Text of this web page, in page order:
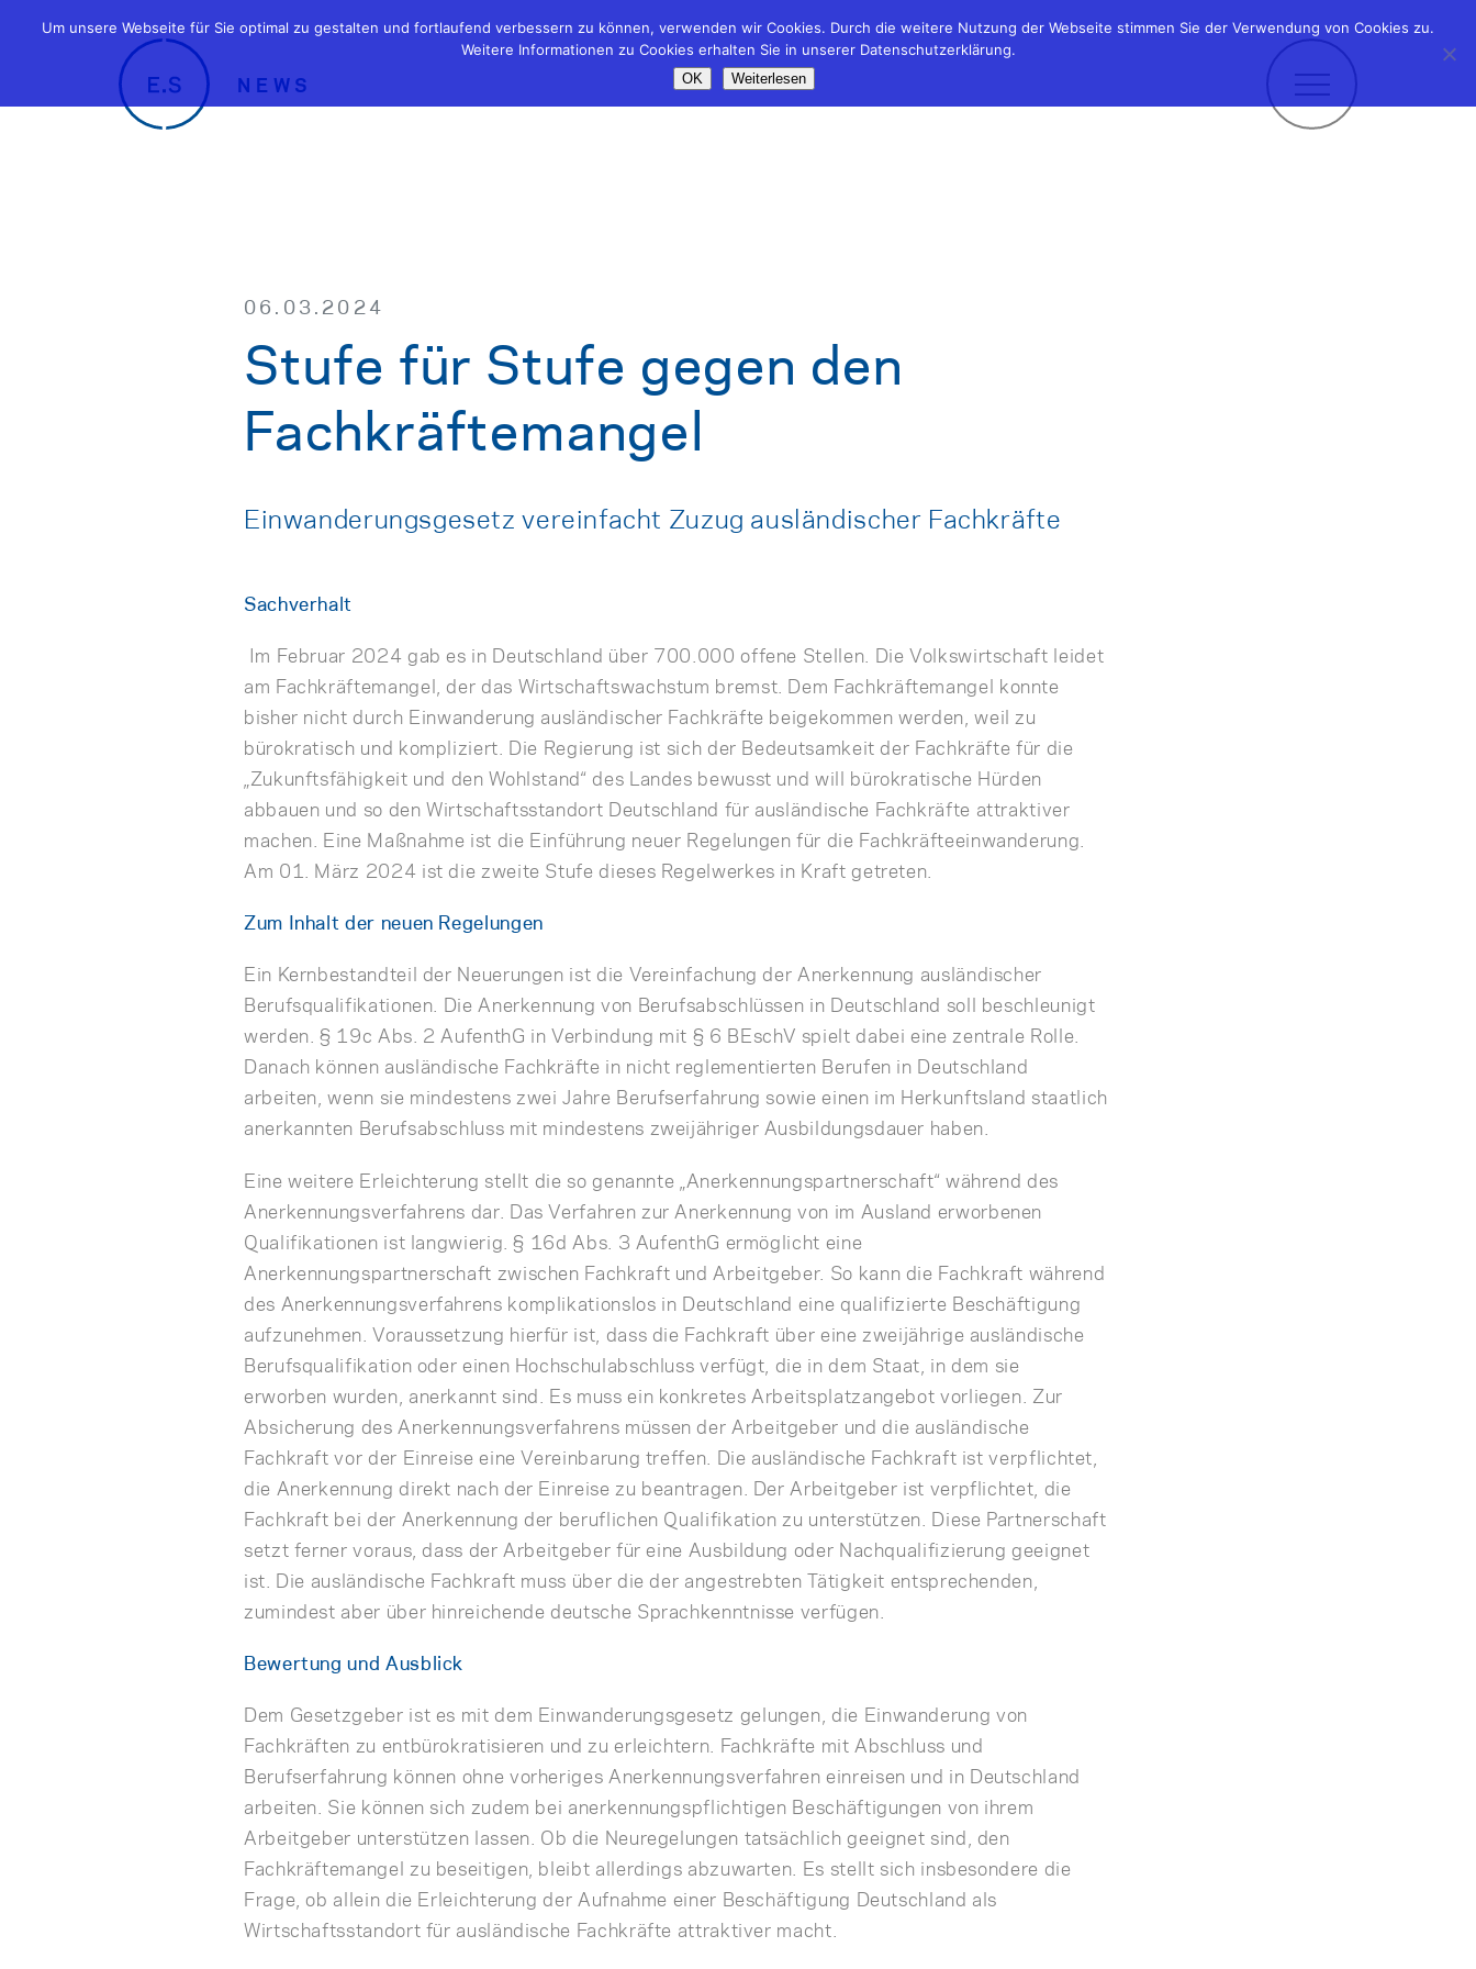
NEWS
06.03.2024
Stufe für Stufe gegen den
Fachkräftemangel
Einwanderungsgesetz vereinfacht Zuzug ausländischer Fachkräfte
Sachverhalt
Im Februar 2024 gab es in Deutschland über 700.000 offene Stellen. Die Volkswirtschaft leidet
am Fachkräftemangel, der das Wirtschaftswachstum bremst. Dem Fachkräftemangel konnte
bisher nicht durch Einwanderung ausländischer Fachkräfte beigekommen werden, weil zu
bürokratisch und kompliziert. Die Regierung ist sich der Bedeutsamkeit der Fachkräfte für die
„Zukunftsfähigkeit und den Wohlstand“ des Landes bewusst und will bürokratische Hürden
abbauen und so den Wirtschaftsstandort Deutschland für ausländische Fachkräfte attraktiver
machen. Eine Maßnahme ist die Einführung neuer Regelungen für die Fachkräfteeinwanderung.
Am 01. März 2024 ist die zweite Stufe dieses Regelwerkes in Kraft getreten.
Zum Inhalt der neuen Regelungen
Ein Kernbestandteil der Neuerungen ist die Vereinfachung der Anerkennung ausländischer
Berufsqualifikationen. Die Anerkennung von Berufsabschlüssen in Deutschland soll beschleunigt
werden. § 19c Abs. 2 AufenthG in Verbindung mit § 6 BEschV spielt dabei eine zentrale Rolle.
Danach können ausländische Fachkräfte in nicht reglementierten Berufen in Deutschland
arbeiten, wenn sie mindestens zwei Jahre Berufserfahrung sowie einen im Herkunftsland staatlich
anerkannten Berufsabschluss mit mindestens zweijähriger Ausbildungsdauer haben.
Eine weitere Erleichterung stellt die so genannte „Anerkennungspartnerschaft“ während des
Anerkennungsverfahrens dar. Das Verfahren zur Anerkennung von im Ausland erworbenen
Qualifikationen ist langwierig. § 16d Abs. 3 AufenthG ermöglicht eine
Anerkennungspartnerschaft zwischen Fachkraft und Arbeitgeber. So kann die Fachkraft während
des Anerkennungsverfahrens komplikationslos in Deutschland eine qualifizierte Beschäftigung
aufzunehmen. Voraussetzung hierfür ist, dass die Fachkraft über eine zweijährige ausländische
Berufsqualifikation oder einen Hochschulabschluss verfügt, die in dem Staat, in dem sie
erworben wurden, anerkannt sind. Es muss ein konkretes Arbeitsplatzangebot vorliegen. Zur
Absicherung des Anerkennungsverfahrens müssen der Arbeitgeber und die ausländische
Fachkraft vor der Einreise eine Vereinbarung treffen. Die ausländische Fachkraft ist verpflichtet,
die Anerkennung direkt nach der Einreise zu beantragen. Der Arbeitgeber ist verpflichtet, die
Fachkraft bei der Anerkennung der beruflichen Qualifikation zu unterstützen. Diese Partnerschaft
setzt ferner voraus, dass der Arbeitgeber für eine Ausbildung oder Nachqualifizierung geeignet
ist. Die ausländische Fachkraft muss über die der angestrebten Tätigkeit entsprechenden,
zumindest aber über hinreichende deutsche Sprachkenntnisse verfügen.
Bewertung und Ausblick
Dem Gesetzgeber ist es mit dem Einwanderungsgesetz gelungen, die Einwanderung von
Fachkräften zu entbürokratisieren und zu erleichtern. Fachkräfte mit Abschluss und
Berufserfahrung können ohne vorheriges Anerkennungsverfahren einreisen und in Deutschland
arbeiten. Sie können sich zudem bei anerkennungspflichtigen Beschäftigungen von ihrem
Arbeitgeber unterstützen lassen. Ob die Neuregelungen tatsächlich geeignet sind, den
Fachkräftemangel zu beseitigen, bleibt allerdings abzuwarten. Es stellt sich insbesondere die
Frage, ob allein die Erleichterung der Aufnahme einer Beschäftigung Deutschland als
Wirtschaftsstandort für ausländische Fachkräfte attraktiver macht.
Um unsere Webseite für Sie optimal zu gestalten und fortlaufend verbessern zu können, verwenden wir Cookies. Durch die weitere Nutzung der Webseite stimmen Sie der Verwendung von Cookies zu.
Weitere Informationen zu Cookies erhalten Sie in unserer Datenschutzerklärung.
OK Weiterlesen